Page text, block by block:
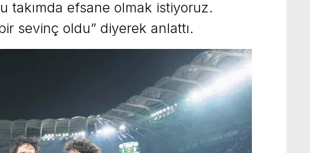
takımda efsane olmak istiyoruz.
sevinç oldu” diyerek anlattı.